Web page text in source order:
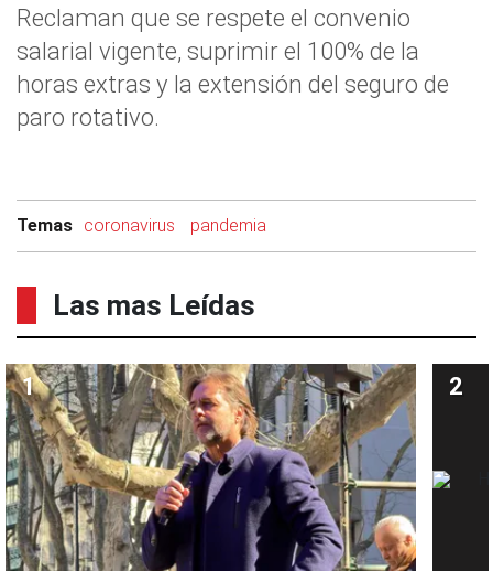
Reclaman que se respete el convenio
salarial vigente, suprimir el 100% de la
horas extras y la extensión del seguro de
paro rotativo.
Temas coronavirus pandemia
Las mas Leídas